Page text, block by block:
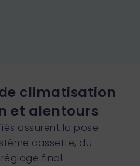
climatisation
et alentours
assurent la pose
cassette, du
final.